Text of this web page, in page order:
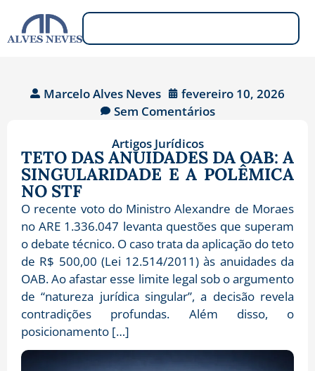
Marcelo Alves Neves
fevereiro 10, 2026
Sem Comentários
Artigos Jurídicos
TETO DAS ANUIDADES DA OAB: A
SINGULARIDADE E A POLÊMICA
NO STF
O recente voto do Ministro Alexandre de Moraes
no ARE 1.336.047 levanta questões que superam
o debate técnico. O caso trata da aplicação do teto
de R$ 500,00 (Lei 12.514/2011) às anuidades da
OAB. Ao afastar esse limite legal sob o argumento
de “natureza jurídica singular”, a decisão revela
contradições profundas. Além disso, o
posicionamento […]